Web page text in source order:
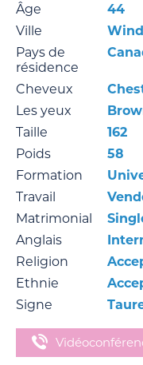
Âge
44
Ville
Pays de
résidence
Cheveux
Les yeux
Taille
162
Poids
58
Formation
Travail
Matrimonial
Anglais
Religion
Ethnie
Signe